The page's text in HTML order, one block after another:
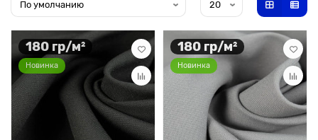
180 гр/м²
Новинка
180 гр/м²
Новинка